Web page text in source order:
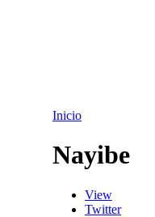
Inicio
Nayibe
View
Twitter